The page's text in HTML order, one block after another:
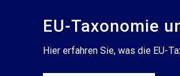
EU-Taxonomie
Hier erfahren Sie, was die EU-